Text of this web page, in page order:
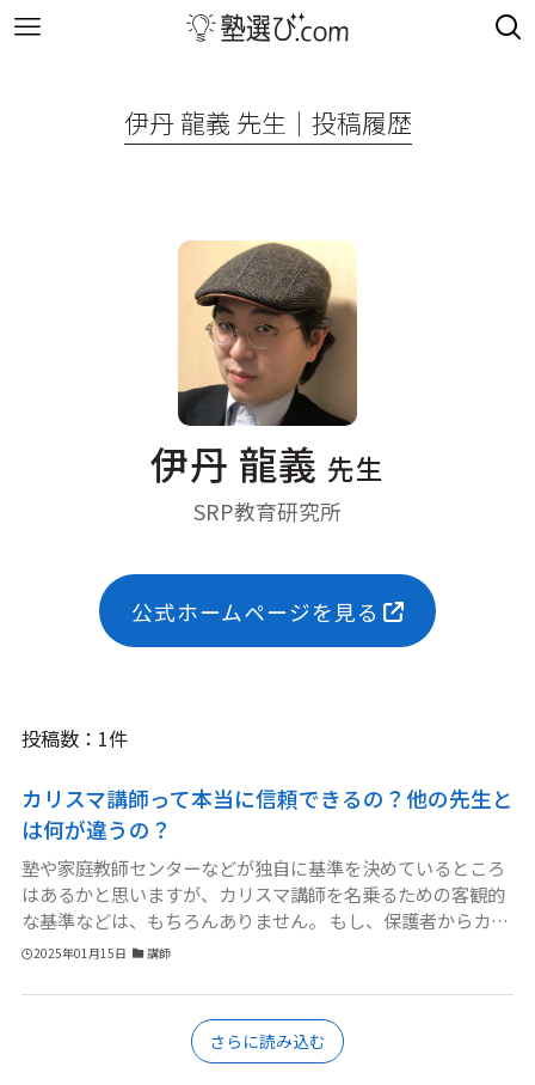
伊丹 龍義 先生｜投稿履歴
伊丹 龍義 先生
SRP教育研究所
公式ホームページを見る
投稿数：1件
カリスマ講師って本当に信頼できるの？他の先生と
は何が違うの？
塾や家庭教師センターなどが独自に基準を決めているところ
はあるかと思いますが、カリスマ講師を名乗るための客観的
な基準などは、もちろんありません。 もし、保護者からカリ
スマ的に思われている講師がいたとしたら、ある特定の生徒
か。もちろん質問者のお子さんが、その生徒と同じように、
受け取れたとしたら、成績アップやモチベーション維持につ
ながるのかと思います。ただ相性が悪い場合ももちろんある
2025年01月15日 講師
さらに読み込む